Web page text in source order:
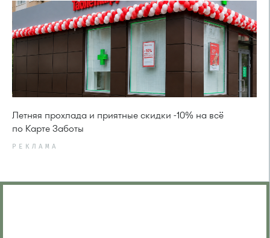
Летняя прохлада и приятные скидки -10% на всё
по Карте Заботы
РЕКЛАМА